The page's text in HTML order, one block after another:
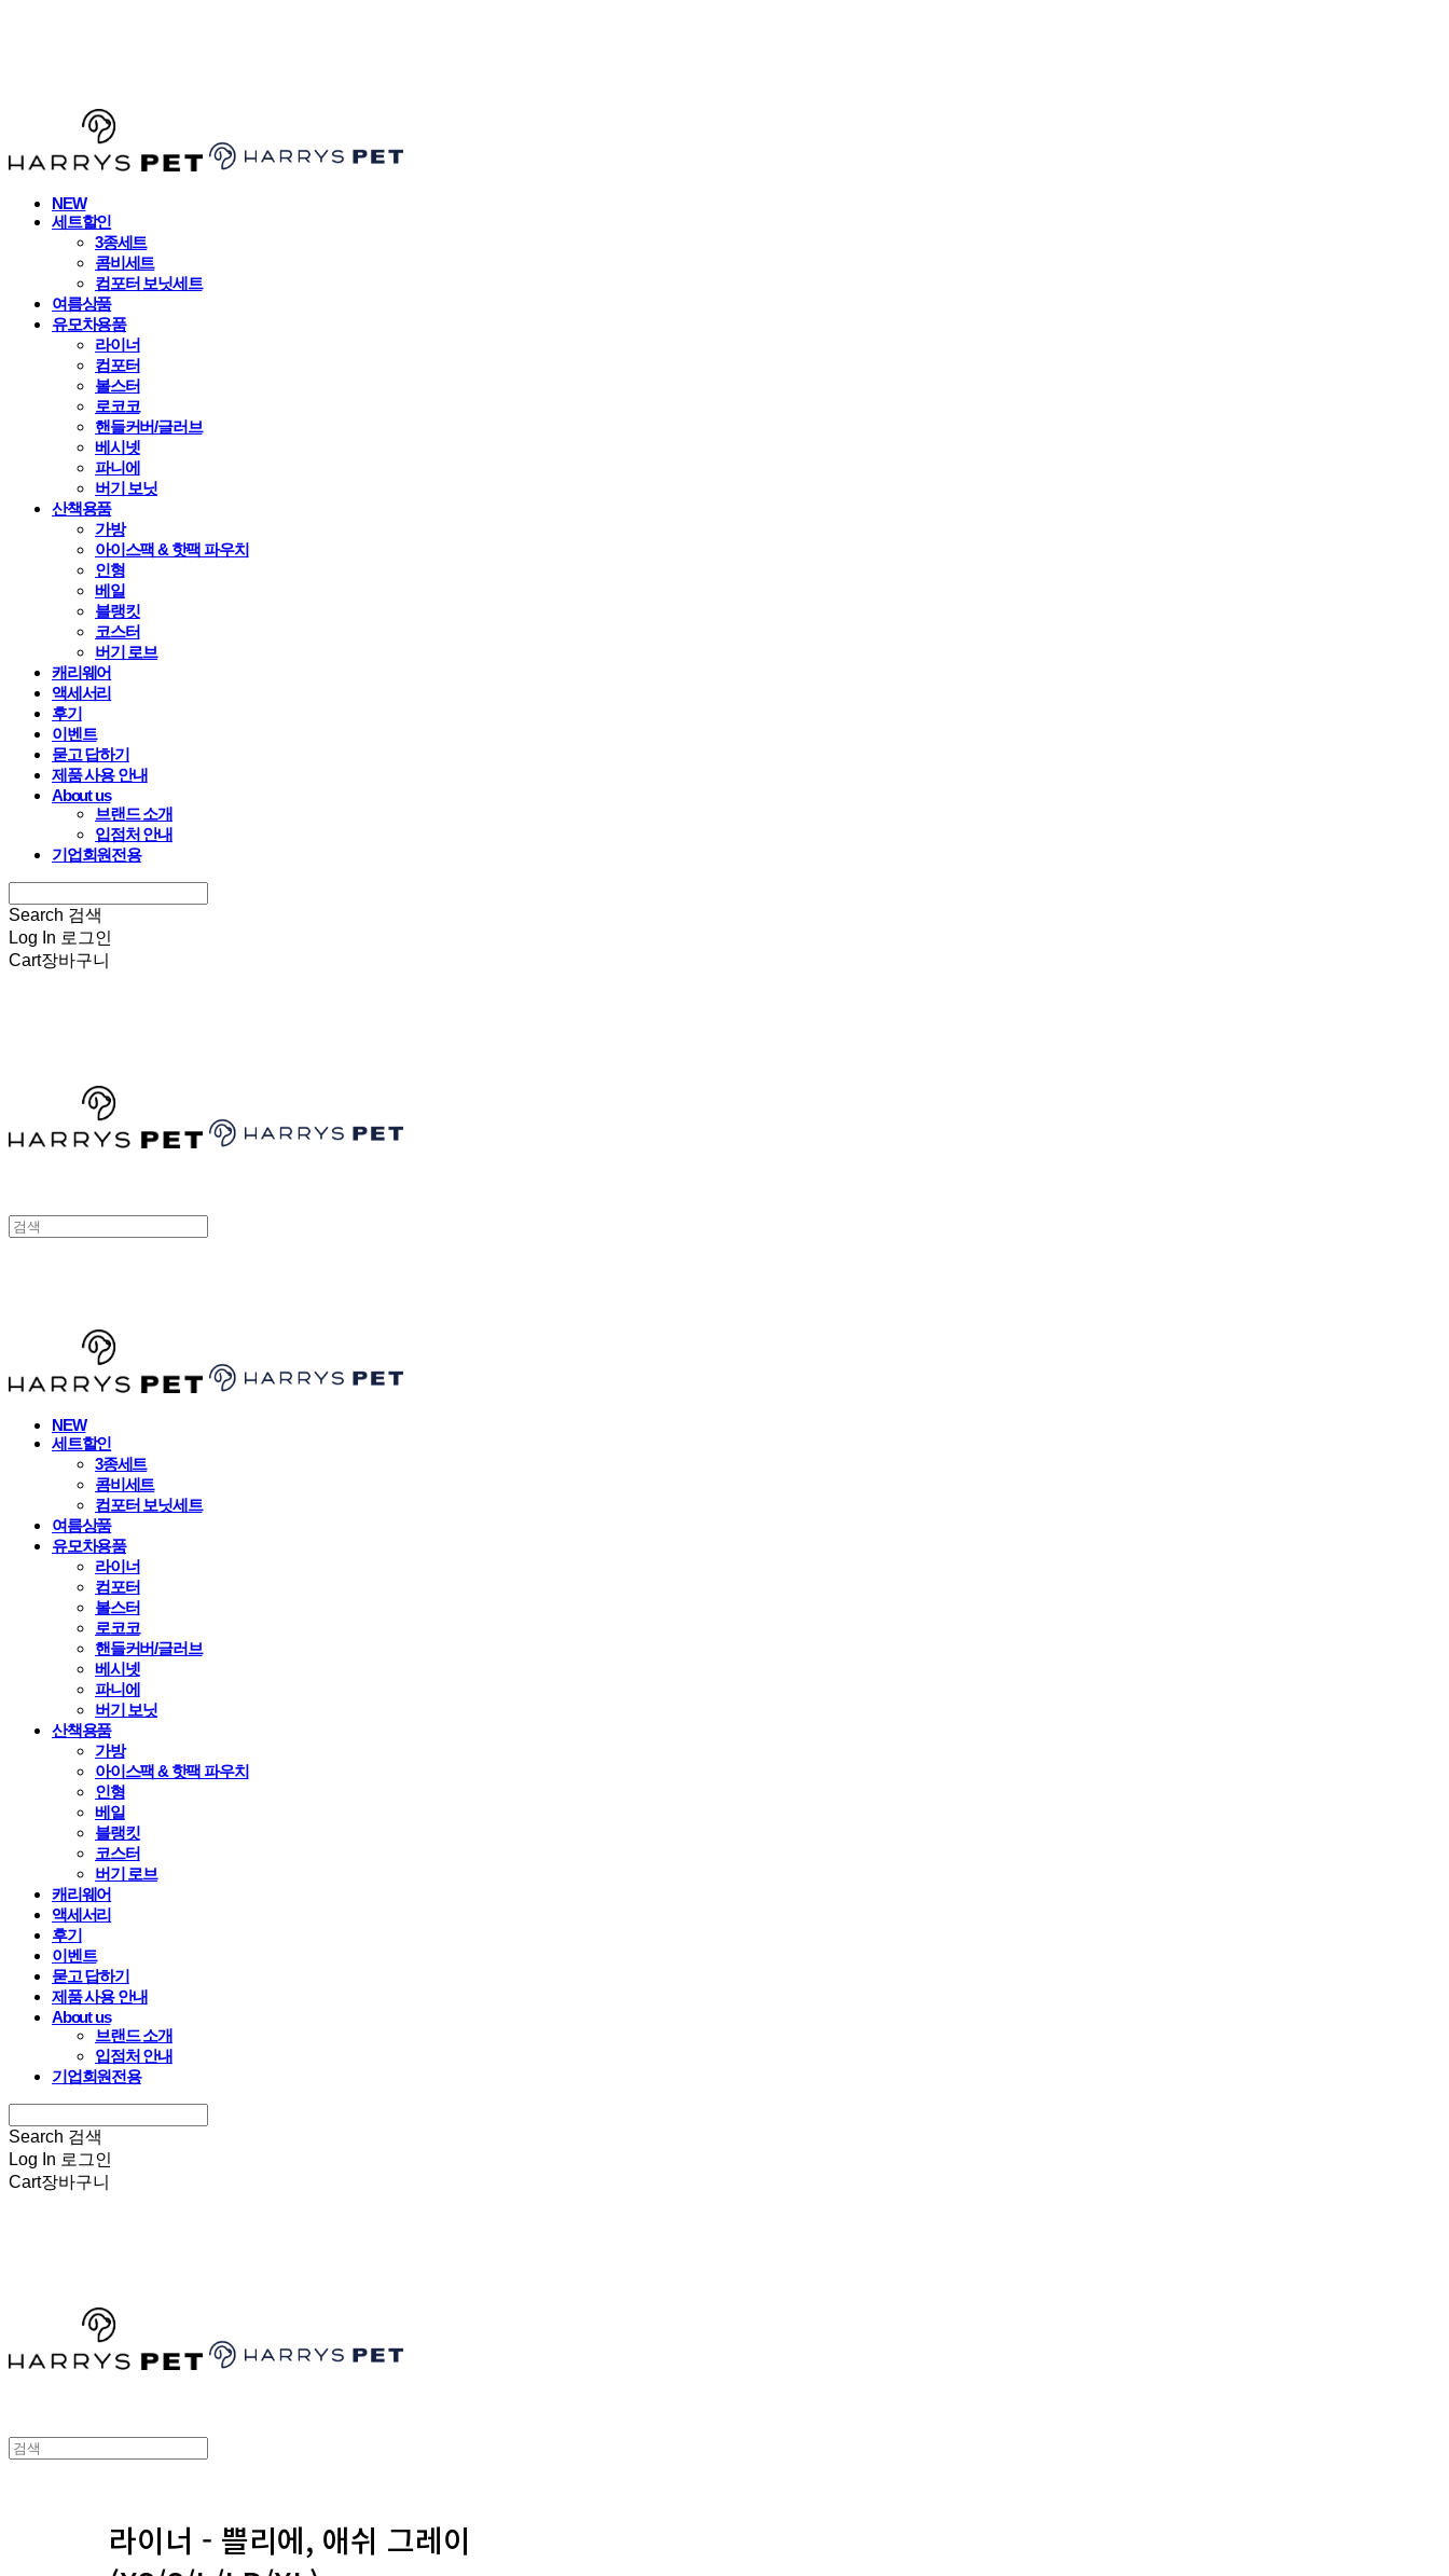
NEW
세트할인
3종세트
콤비세트
컴포터 보닛세트
여름상품
유모차용품
라이너
컴포터
볼스터
로코코
핸들커버/글러브
베시넷
파니에
버기 보닛
산책용품
가방
아이스팩 & 핫팩 파우치
인형
베일
블랭킷
코스터
버기 로브
캐리웨어
액세서리
후기
이벤트
묻고 답하기
제품 사용 안내
About us
브랜드 소개
입점처 안내
기업회원전용
Search 검색
Log In 로그인
Cart장바구니
NEW
세트할인
3종세트
콤비세트
컴포터 보닛세트
여름상품
유모차용품
라이너
컴포터
볼스터
로코코
핸들커버/글러브
베시넷
파니에
버기 보닛
산책용품
가방
아이스팩 & 핫팩 파우치
인형
베일
블랭킷
코스터
버기 로브
캐리웨어
액세서리
후기
이벤트
묻고 답하기
제품 사용 안내
About us
브랜드 소개
입점처 안내
기업회원전용
Search 검색
Log In 로그인
Cart장바구니
라이너 - 쁠리에, 애쉬 그레이